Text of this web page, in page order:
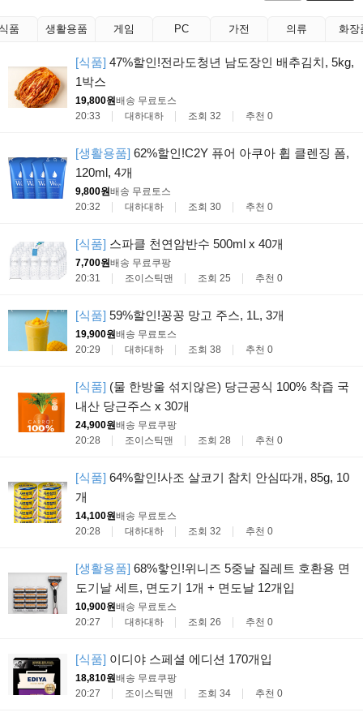
품 생활용품 게임 PC 가전 의류 화장
[식품] 47%할인!전라도청년 남도장인 배추김치, 5kg,
1박스
19,800원배송 무료토스
20:33
대하대하 조회 32 추천 0
[생활용품] 62%할인!C2Y 퓨어 아쿠아 휩 클렌징 폼,
120ml, 4개
9,800원배송 무료토스
20:32
대하대하 조회 30 추천 0
[식품] 스파클 천연암반수 500ml x 40개
7,700원배송 무료쿠팡
20:31
조이스틱맨 조회 25 추천 0
[식품] 59%할인!꽁꽁 망고 주스, 1L, 3개
19,900원배송 무료토스
20:29
대하대하 조회 38 추천 0
[식품] (물 한방울 섞지않은) 당근공식 100% 착즙 국
내산 당근주스 x 30개
24,900원배송 무료쿠팡
20:28
조이스틱맨 조회 28 추천 0
[식품] 64%할인!사조 살코기 참치 안심따개, 85g, 10
개
14,100원배송 무료토스
20:28
대하대하 조회 32 추천 0
[생활용품] 68%핳인!위니즈 5중날 질레트 호환용 면
도기날 세트, 면도기 1개 + 면도날 12개입
10,900원배송 무료토스
20:27
대하대하 조회 26 추천 0
[식품] 이디야 스페셜 에디션 170개입
18,810원배송 무료쿠팡
20:27
조이스틱맨 조회 34 추천 0